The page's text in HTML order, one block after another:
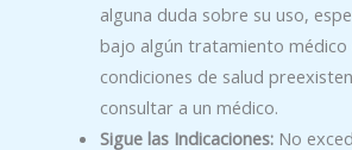
alguna duda sobre su uso,
bajo algún tratamiento médico
condiciones de salud
consultar a un médico.
Sigue las Indicaciones:No